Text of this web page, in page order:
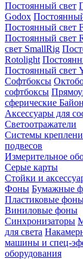
Постоянный свет
Godox
Постоянный свет
Постоянный свет
свет SmallRig
Rotolight
Постоянный свет
Софтбоксы
софтбоксы
сферические
Аксессуары для
Светоотражатели
Системы
подвесов
Измерительное
Серые карты
Стойки и
Фоны Бумажные
Пластиковые
Виниловые фоны
Синхронизаторы
для света
машины и спец-
оборудования